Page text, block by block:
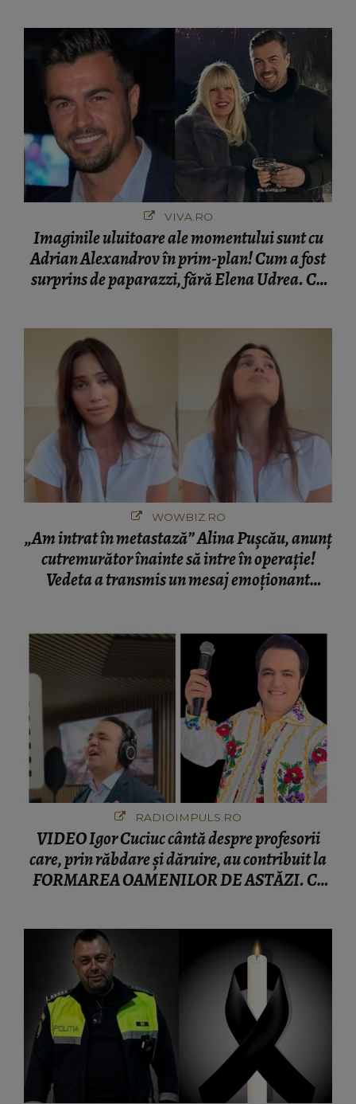
VIVA.RO
Imaginile uluitoare ale momentului sunt cu
Adrian Alexandrov în prim-plan! Cum a fost
surprins de paparazzi, fără Elena Udrea. Cu
WOWBIZ.RO
„Am intrat în metastază” Alina Pușcău, anunț
cutremurător înainte să intre în operație!
Vedeta a transmis un mesaj emoționant
RADIOIMPULS.RO
VIDEO Igor Cuciuc cântă despre profesorii
care, prin răbdare și dăruire, au contribuit la
FORMAREA OAMENILOR DE ASTĂZI. Ce
după trecerea anilor: "De fiecare dată când..."